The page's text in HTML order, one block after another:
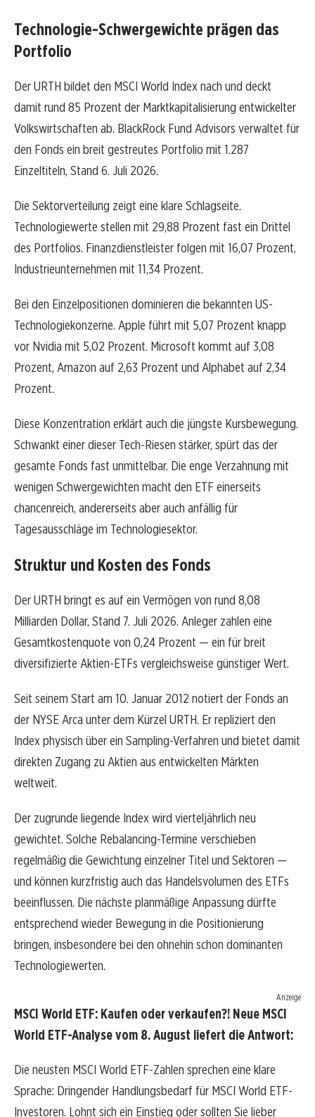
Technologie-Schwergewichte prägen das
Portfolio
Der URTH bildet den MSCI World Index nach und deckt
damit rund 85 Prozent der Marktkapitalisierung entwickelter
Volkswirtschaften ab. BlackRock Fund Advisors verwaltet für
den Fonds ein breit gestreutes Portfolio mit 1.287
Einzeltiteln, Stand 6. Juli 2026.
Die Sektorverteilung zeigt eine klare Schlagseite.
Technologiewerte stellen mit 29,88 Prozent fast ein Drittel
des Portfolios. Finanzdienstleister folgen mit 16,07 Prozent,
Industrieunternehmen mit 11,34 Prozent.
Bei den Einzelpositionen dominieren die bekannten US-
Technologiekonzerne. Apple führt mit 5,07 Prozent knapp
vor Nvidia mit 5,02 Prozent. Microsoft kommt auf 3,08
Prozent, Amazon auf 2,63 Prozent und Alphabet auf 2,34
Prozent.
Diese Konzentration erklärt auch die jüngste Kursbewegung.
Schwankt einer dieser Tech-Riesen stärker, spürt das der
gesamte Fonds fast unmittelbar. Die enge Verzahnung mit
wenigen Schwergewichten macht den ETF einerseits
chancenreich, andererseits aber auch anfällig für
Tagesausschläge im Technologiesektor.
Struktur und Kosten des Fonds
Der URTH bringt es auf ein Vermögen von rund 8,08
Milliarden Dollar, Stand 7. Juli 2026. Anleger zahlen eine
Gesamtkostenquote von 0,24 Prozent — ein für breit
diversifizierte Aktien-ETFs vergleichsweise günstiger Wert.
Seit seinem Start am 10. Januar 2012 notiert der Fonds an
der NYSE Arca unter dem Kürzel URTH. Er repliziert den
Index physisch über ein Sampling-Verfahren und bietet damit
direkten Zugang zu Aktien aus entwickelten Märkten
weltweit.
Der zugrunde liegende Index wird vierteljährlich neu
gewichtet. Solche Rebalancing-Termine verschieben
regelmäßig die Gewichtung einzelner Titel und Sektoren —
und können kurzfristig auch das Handelsvolumen des ETFs
beeinflussen. Die nächste planmäßige Anpassung dürfte
entsprechend wieder Bewegung in die Positionierung
bringen, insbesondere bei den ohnehin schon dominanten
Technologiewerten.
Anzeige
MSCI World ETF: Kaufen oder verkaufen?! Neue MSCI
World ETF-Analyse vom 8. August liefert die Antwort:
Die neusten MSCI World ETF-Zahlen sprechen eine klare
Sprache: Dringender Handlungsbedarf für MSCI World ETF-
Investoren. Lohnt sich ein Einstieg oder sollten Sie lieber